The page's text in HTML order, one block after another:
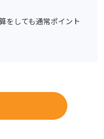
をしても通常ポイント